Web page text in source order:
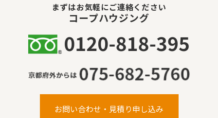
まずはお気軽にご連絡ください
コープハウジング
お問い合わせ・見積り申し込み